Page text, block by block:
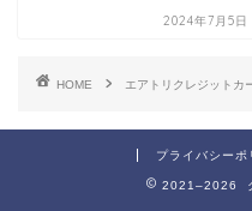
2024年7月5日
HOME エアトリクレジットカ
プライバシーポ
2021–2026